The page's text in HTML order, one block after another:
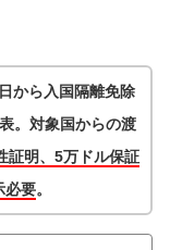
から入国隔離免除
。対象国からの渡
証明、5万ドル保証
必要。